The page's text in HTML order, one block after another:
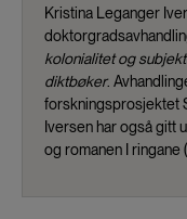
Kristina Leganger
kolonialitet og
diktbøker.
forskningsprosjektet
Iversen har også gitt
og romanen I ringane